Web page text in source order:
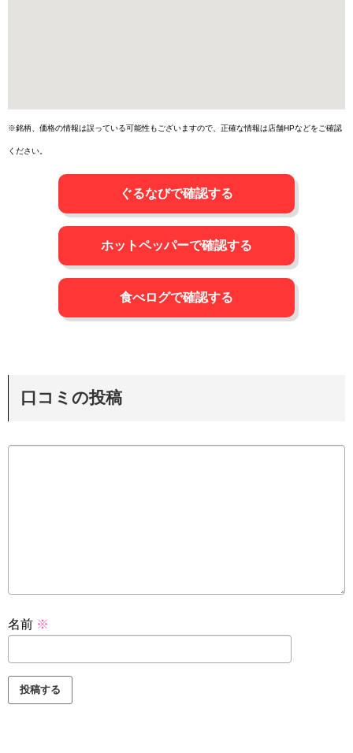
※銘柄、価格の情報は誤っている可能性もございますので、正確な情報は店舗HPなどをご確認
ください。
ぐるなびで確認する
ホットペッパーで確認する
食べログで確認する
口コミの投稿
名前 ※